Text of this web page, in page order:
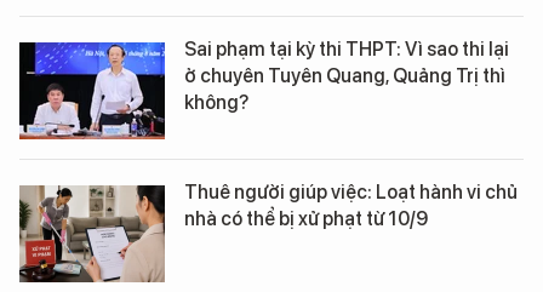
Sai phạm tại kỳ thi THPT: Vì sao thi lại
ở chuyên Tuyên Quang, Quảng Trị thì
không?
Thuê người giúp việc: Loạt hành vi chủ
nhà có thể bị xử phạt từ 10/9